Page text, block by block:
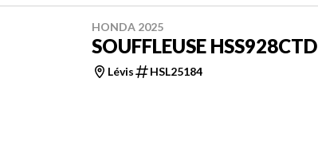
HONDA 2025
SOUFFLEUSE HSS928CTD
Lévis HSL25184